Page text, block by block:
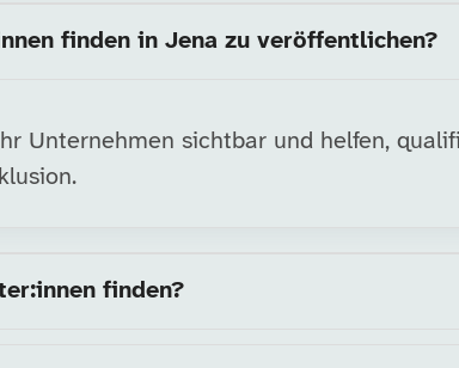
finden in Jena zu veröffentlichen?
Unternehmen sichtbar und helfen,
finden?